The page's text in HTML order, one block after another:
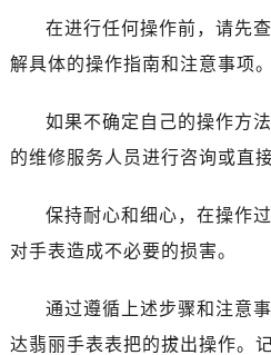
在进行任何操作前，请先
解具体的操作指南和注意事项。
如果不确定自己的操作方
的维修服务人员进行咨询或直
保持耐心和细心，在操作
对手表造成不必要的损害。
通过遵循上述步骤和注意
达翡丽手表表把的拔出操作。